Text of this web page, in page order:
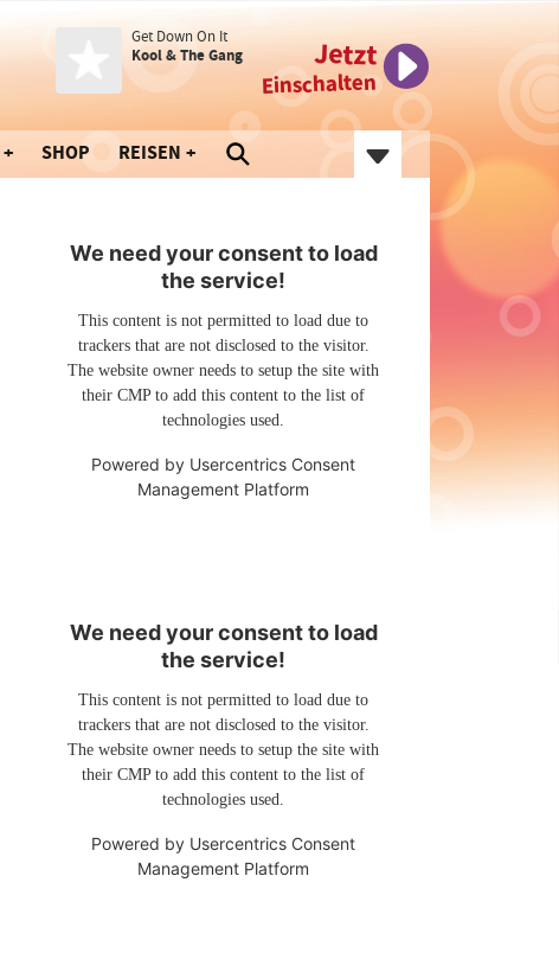
Get Down On It
Kool & The Gang
Jetzt
Einschalten
SHOP REISEN
We need your consent to load
the service!
This content is not permitted to load due to
trackers that are not disclosed to the visitor.
The website owner needs to setup the site with
their CMP to add this content to the list of
technologies used.
Powered by Usercentrics Consent
Management Platform
We need your consent to load
the service!
This content is not permitted to load due to
trackers that are not disclosed to the visitor.
The website owner needs to setup the site with
their CMP to add this content to the list of
technologies used.
Powered by Usercentrics Consent
Management Platform